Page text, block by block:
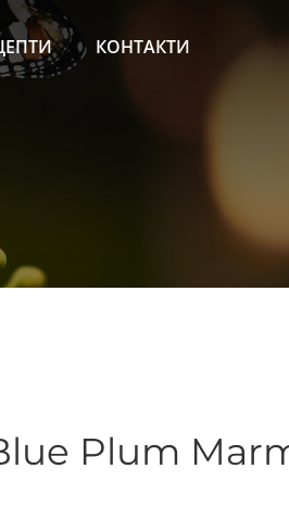
КОНТАКТИ
Plum